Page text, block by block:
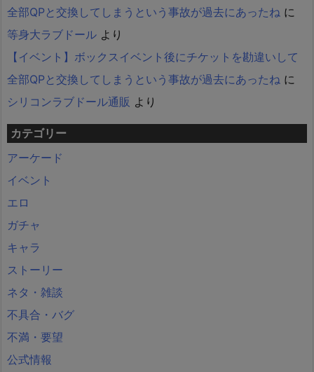
全部QPと交換してしまうという事故が過去にあったね に
等身大ラブドール より
【イベント】ボックスイベント後にチケットを勘違いして
全部QPと交換してしまうという事故が過去にあったね に
シリコンラブドール通販 より
カテゴリー
アーケード
イベント
エロ
ガチャ
キャラ
ストーリー
ネタ・雑談
不具合・バグ
不満・要望
公式情報